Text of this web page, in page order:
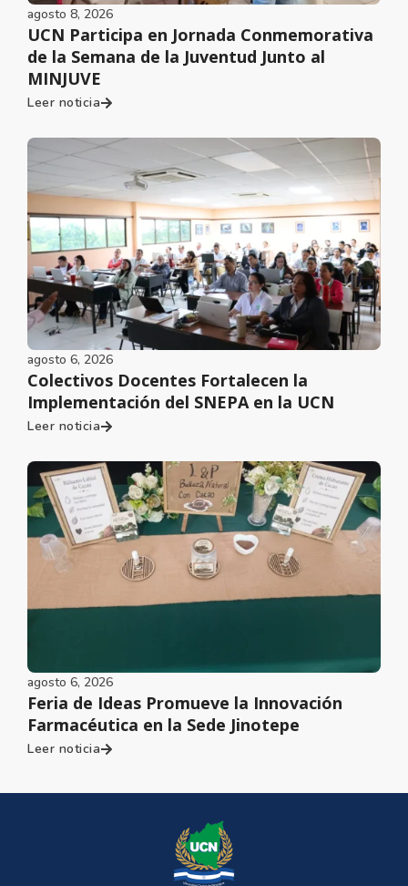
agosto 8, 2026
UCN Participa en Jornada Conmemorativa
de la Semana de la Juventud Junto al
MINJUVE
Leer noticia
agosto 6, 2026
Colectivos Docentes Fortalecen la
Implementación del SNEPA en la UCN
Leer noticia
agosto 6, 2026
Feria de Ideas Promueve la Innovación
Farmacéutica en la Sede Jinotepe
Leer noticia